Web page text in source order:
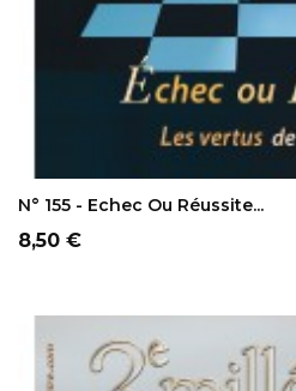
AJOUTER AU PANIER
N° 155 - Echec Ou Réussite...
Prix
8,50 €